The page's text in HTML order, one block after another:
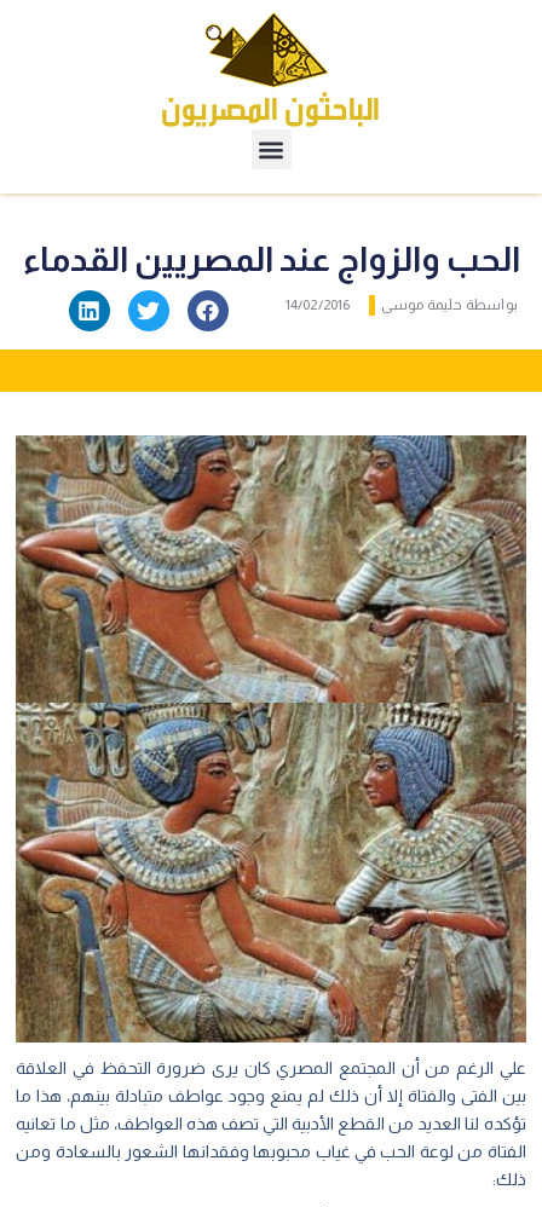
الحب والزواج عند المصريين القدماء
بواسطة حليمة موسى 14/02/2016
علي الرغم من أن المجتمع المصري كان يرى ضرورة التحفظ في العلاقة
بين الفتى والفتاة إلا أن ذلك لم يمنع وجود عواطف متبادلة بينهم، هذا ما
تؤكده لنا العديد من القطع الأدبية التي تصف هذه العواطف، مثل ما تعانيه
الفتاة من لوعة الحب في غياب محبوبها وفقدانها الشعور بالسعادة ومن
ذلك: